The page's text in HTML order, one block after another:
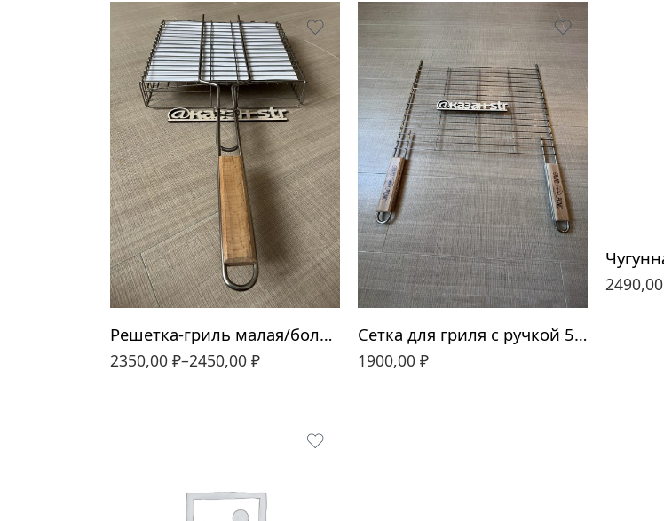
Решетка-гриль малая/большая нержавеющая сталь Picnic
2350,00 ₽–2450,00 ₽
390*350
330*320
Сетка для гриля с ручкой 50*40
1900,00 ₽
2490,00